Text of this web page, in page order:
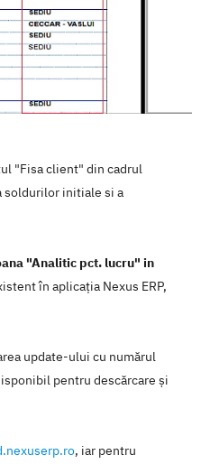
"Fisa client" din cadrul
soldurilor initiale si a
"Analitic pct. lucru" in
în aplicaţia Nexus ERP,
update-ului cu numărul
pentru descărcare şi
, iar pentru